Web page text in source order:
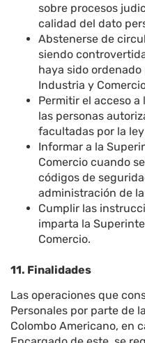
sobre procesos
calidad del dato
Abstenerse de
siendo
haya sido
Industria y
Permitir el acceso
las personas
facultadas por la
Informar a la
Comercio cuando
códigos de
administración de
Cumplir las
imparta la
Comercio.
11. Finalidades
Las operaciones que
Personales por parte de
Colombo Americano, en